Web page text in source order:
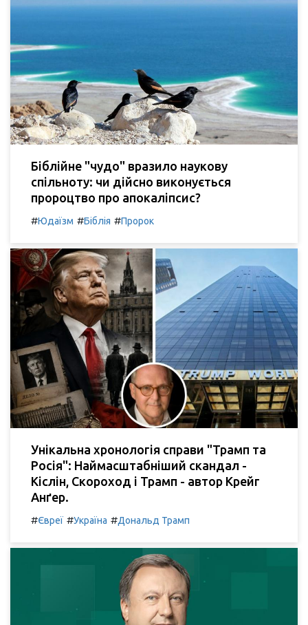
Біблійне "чудо" вразило наукову
спільноту: чи дійсно виконується
пророцтво про апокаліпсис?
#Юдаїзм #Біблія #Пророк
Унікальна хронологія справи "Трамп та
Росія": Наймасштабніший скандал -
Кіслін, Скороход і Трамп - автор Крейг
Анґер.
#Євреї #Україна #Дональд Трамп